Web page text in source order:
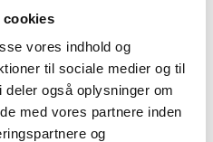
cookies
vores indhold og
til sociale medier og til
også oplysninger om
med vores partnere inden
og
erfaringerne fra ’BYG
Vertikal
udarbejdes formidlings- og
inspiration herfra. Desuden
etablerede vidensnetværk